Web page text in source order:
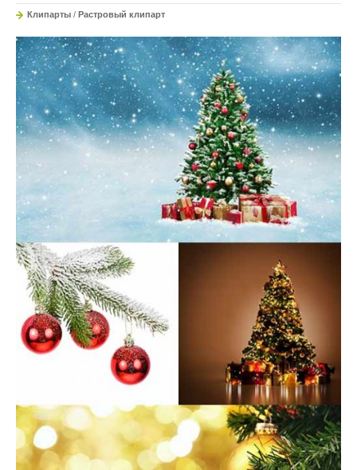
Клипарты / Растровый клипарт